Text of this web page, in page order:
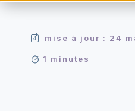
mise à jour : 24
1 minutes